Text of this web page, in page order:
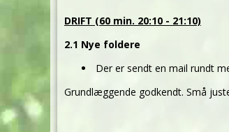
DRIFT (60 min. 20:10 - 21:10)
2.1 Nye foldere
Der er sendt en mail rundt
Grundlæggende godkendt. Små